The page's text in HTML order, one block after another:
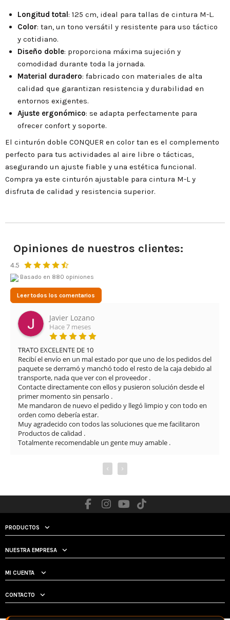
Longitud total : 125 cm, ideal para tallas de cintura M-L.
Color: tan, un tono versátil y resistente para uso táctico
y cotidiano.
Diseño doble: proporciona máxima sujeción y
comodidad durante toda la jornada.
Material duradero: fabricado con materiales de alta
calidad que garantizan resistencia y durabilidad en
entornos exigentes.
Ajuste ergonómico: se adapta perfectamente para
ofrecer confort y soporte.
El cinturón doble CONQUER en color tan es el complemento
perfecto para tus actividades al aire libre o tácticas,
asegurando un ajuste fiable y una estética funcional.
Compra ya este cinturón ajustable para cintura M-L y
disfruta de calidad y resistencia superior.
Opiniones de nuestros clientes:
4.5
Basado en 880 opiniones
Leer todos los comentarios
Javier Lozano
Hace 7 meses
TRATO EXCELENTE DE 10
Recibí el envío en un mal estado por que uno de los pedidos del
paquete se derramó y manchó todo el resto de la caja debido al
transporte, nada que ver con el proveedor .
Contacte directamente con ellos y pusieron solución desde el
primer momento sin pensarlo .
Me mandaron de nuevo el pedido y llegó limpio y con todo en
orden como debería estar.
Muy agradecido con todos las soluciones que me facilitaron
Productos de calidad .
Totalmente recomendable un gente muy amable .
‹ ›
PRODUCTOS
NUESTRA EMPRESA
MI CUENTA
CONTACTO